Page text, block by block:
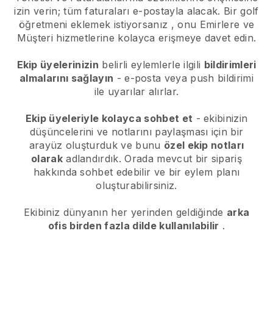
izin verin; tüm faturaları e-postayla alacak. Bir golf
öğretmeni eklemek istiyorsanız , onu Emirlere ve
Müşteri hizmetlerine kolayca erişmeye davet edin.
Ekip üyelerinizin belirli eylemlerle ilgili bildirimleri
almalarını sağlayın - e-posta veya push bildirimi
ile uyarılar alırlar.
Ekip üyeleriyle kolayca sohbet et - ekibinizin
düşüncelerini ve notlarını paylaşması için bir
arayüz oluşturduk ve bunu özel ekip notları
olarakadlandırdık. Orada mevcut bir sipariş
hakkında sohbet edebilir ve bir eylem planı
oluşturabilirsiniz.
Ekibiniz dünyanın her yerinden geldiğinde arka
ofis birden fazla dilde kullanılabilir .